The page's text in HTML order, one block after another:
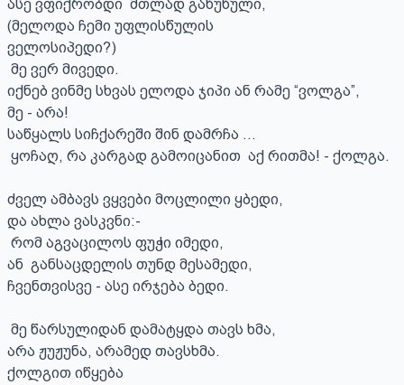
ასე ვფიქრობდი  მთლად გაწუწული,
(მელოდა ჩემი უფლისწულის
ველოსიპედი?)
იქნებ ვინმე სხვას ელოდა ჯიპი ან რამე “ვოლგა”,
მე - არა!
საწყალს სიჩქარეში შინ დამრჩა …
ძველ ამბავს ვყვები მოცლილი ყბედი,
და ახლა ვასკვნი:-
ან  განსაცდელის თუნდ მესამედი,
ჩვენთვისვე - ასე ირჯება ბედი.
არა ჟუჟუნა, არამედ თავსხმა.
ქოლგით იწყება